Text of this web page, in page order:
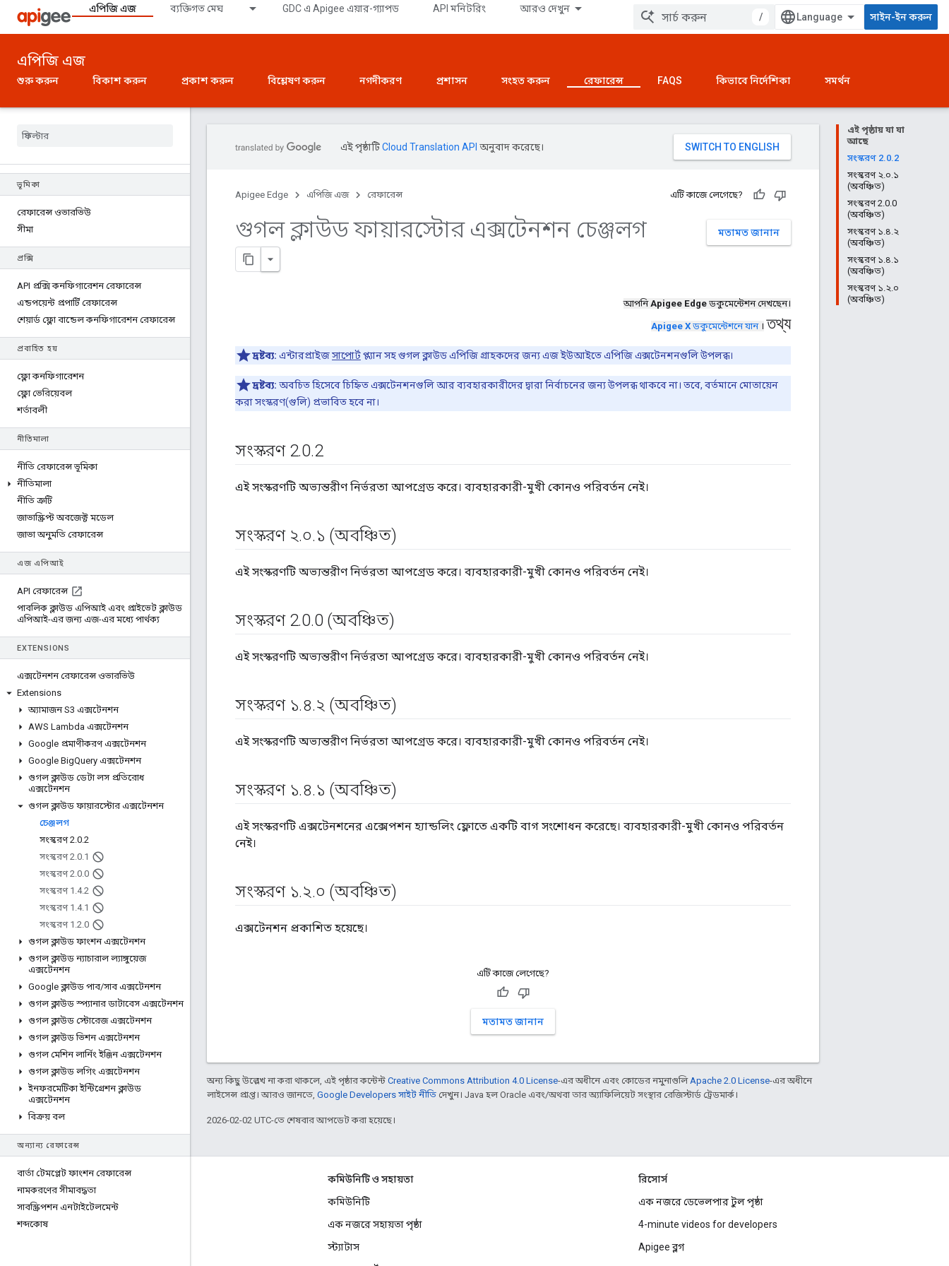
এপিজি এজ ব্যক্তিগত মেঘ GDC এ Apigee এয়ার-গ্যাপড API মনিটরিং আরও দেখুন
/ সাইন-ইন করুন
এপিজি এজ
শুরু করুন বিকাশ করুন প্রকাশ করুন বিশ্লেষণ করুন নগদীকরণ প্রশাসন সংহত করুন রেফারেন্স FAQS কিভাবে নির্দেশিকা সমর্থন
ভূমিকা
রেফারেন্স ওভারভিউ
সীমা
প্রক্সি
API প্রক্সি কনফিগারেশন রেফারেন্স
এন্ডপয়েন্ট প্রপার্টি রেফারেন্স
শেয়ার্ড ফ্লো বান্ডেল কনফিগারেশন রেফারেন্স
প্রবাহিত হয়
ফ্লো কনফিগারেশন
ফ্লো ভেরিয়েবল
শর্তাবলী
নীতিমালা
নীতি রেফারেন্স ভূমিকা
নীতিমালা
নীতি ত্রুটি
জাভাস্ক্রিপ্ট অবজেক্ট মডেল
জাভা অনুমতি রেফারেন্স
এজ এপিআই
API রেফারেন্স
পাবলিক ক্লাউড এপিআই এবং প্রাইভেট ক্লাউড
এপিআই-এর জন্য এজ-এর মধ্যে পার্থক্য
EXTENSIONS
এক্সটেনশন রেফারেন্স ওভারভিউ
Extensions
অ্যামাজন S3 এক্সটেনশন
AWS Lambda এক্সটেনশন
Google প্রমাণীকরণ এক্সটেনশন
Google BigQuery এক্সটেনশন
গুগল ক্লাউড ডেটা লস প্রতিরোধ
এক্সটেনশন
গুগল ক্লাউড ফায়ারস্টোর এক্সটেনশন
চেঞ্জলগ
সংস্করণ 2.0.2
সংস্করণ 2.0.1
সংস্করণ 2.0.0
সংস্করণ 1 .4.2
সংস্করণ 1 .4.1
সংস্করণ 1 .2.0
গুগল ক্লাউড ফাংশন এক্সটেনশন
গুগল ক্লাউড ন্যাচারাল ল্যাঙ্গুয়েজ
এক্সটেনশন
Google ক্লাউড পাব/সাব এক্সটেনশন
গুগল ক্লাউড স্প্যানার ডাটাবেস এক্সটেনশন
গুগল ক্লাউড স্টোরেজ এক্সটেনশন
গুগল ক্লাউড ভিশন এক্সটেনশন
গুগল মেশিন লার্নিং ইঞ্জিন এক্সটেনশন
গুগল ক্লাউড লগিং এক্সটেনশন
ইনফরমেটিকা ​​ইন্টিগ্রেশন ক্লাউড
এক্সটেনশন
বিক্রয় বল
অন্যান্য রেফারেন্স
বার্তা টেমপ্লেট ফাংশন রেফারেন্স
নামকরণের সীমাবদ্ধতা
সাবস্ক্রিপশন এনটাইটেলমেন্ট
শব্দকোষ
এই পৃষ্ঠায় যা যা
আছে
সংস্করণ 2.0.2
সংস্করণ ২.০.১
(অবঞ্চিত)
সংস্করণ 2.0.0
(অবঞ্চিত)
সংস্করণ ১.৪.২
(অবঞ্চিত)
সংস্করণ ১.৪.১
(অবঞ্চিত)
সংস্করণ ১.২.০
(অবঞ্চিত)
এই পৃষ্ঠাটিCloud Translation API অনুবাদ করেছে।
Apigee Edge এপিজি এজ রেফারেন্স এটি কাজে লেগেছে?
মতামত জানান
গুগল ক্লাউড ফায়ারস্টোর এক্সটেনশন চেঞ্জলগ
আপনিApigee Edge ডকুমেন্টেশন দেখছেন।
Apigee X ডকুমেন্টেশনে যান। তথ্য
দ্রষ্টব্য: এন্টারপ্রাইজসাপোর্টপ্ল্যান সহ গুগল ক্লাউড এপিজি গ্রাহকদের জন্য এজ ইউআইতে এপিজি এক্সটেনশনগুলি উপলব্ধ।
দ্রষ্টব্য: অবচিত হিসেবে চিহ্নিত এক্সটেনশনগুলি আর ব্যবহারকারীদের দ্বারা নির্বাচনের জন্য উপলব্ধ থাকবে না। তবে, বর্তমানে মোতায়েন
করা সংস্করণ(গুলি) প্রভাবিত হবে না।
সংস্করণ 2.0.2
এই সংস্করণটি অভ্যন্তরীণ নির্ভরতা আপগ্রেড করে। ব্যবহারকারী-মুখী কোনও পরিবর্তন নেই।
সংস্করণ ২.০.১ (অবঞ্চিত)
এই সংস্করণটি অভ্যন্তরীণ নির্ভরতা আপগ্রেড করে। ব্যবহারকারী-মুখী কোনও পরিবর্তন নেই।
সংস্করণ 2.0.0 (অবঞ্চিত)
এই সংস্করণটি অভ্যন্তরীণ নির্ভরতা আপগ্রেড করে। ব্যবহারকারী-মুখী কোনও পরিবর্তন নেই।
সংস্করণ ১.৪.২ (অবঞ্চিত)
এই সংস্করণটি অভ্যন্তরীণ নির্ভরতা আপগ্রেড করে। ব্যবহারকারী-মুখী কোনও পরিবর্তন নেই।
সংস্করণ ১.৪.১ (অবঞ্চিত)
এই সংস্করণটি এক্সটেনশনের এক্সেপশন হ্যান্ডলিং ফ্লোতে একটি বাগ সংশোধন করেছে। ব্যবহারকারী-মুখী কোনও পরিবর্তন
নেই।
সংস্করণ ১.২.০ (অবঞ্চিত)
এক্সটেনশন প্রকাশিত হয়েছে।
এটি কাজে লেগেছে?
মতামত জানান
অন্য কিছু উল্লেখ না করা থাকলে, এই পৃষ্ঠার কন্টেন্ট Creative Commons Attribution 4.0 License-এর অধীনে এবং কোডের নমুনাগুলিApache 2.0 License-এর অধীনে
লাইসেন্স প্রাপ্ত। আরও জানতে, Google Developers সাইট নীতি দেখুন। Java হল Oracle এবং/অথবা তার অ্যাফিলিয়েট সংস্থার রেজিস্টার্ড ট্রেডমার্ক।
2026-02-02 UTC-তে শেষবার আপডেট করা হয়েছে।
Apigee সম্পর্কে
We're part of Google
ইভেন্টগুলি
কমিউনিটি ও সহায়তা
কমিউনিটি
এক নজরে সহায়তা পৃষ্ঠা
স্ট্যাটাস
রিসোর্স
এক নজরে ডেভেলপার টুল পৃষ্ঠা
4-minute videos for developers
Apigee ব্লগ